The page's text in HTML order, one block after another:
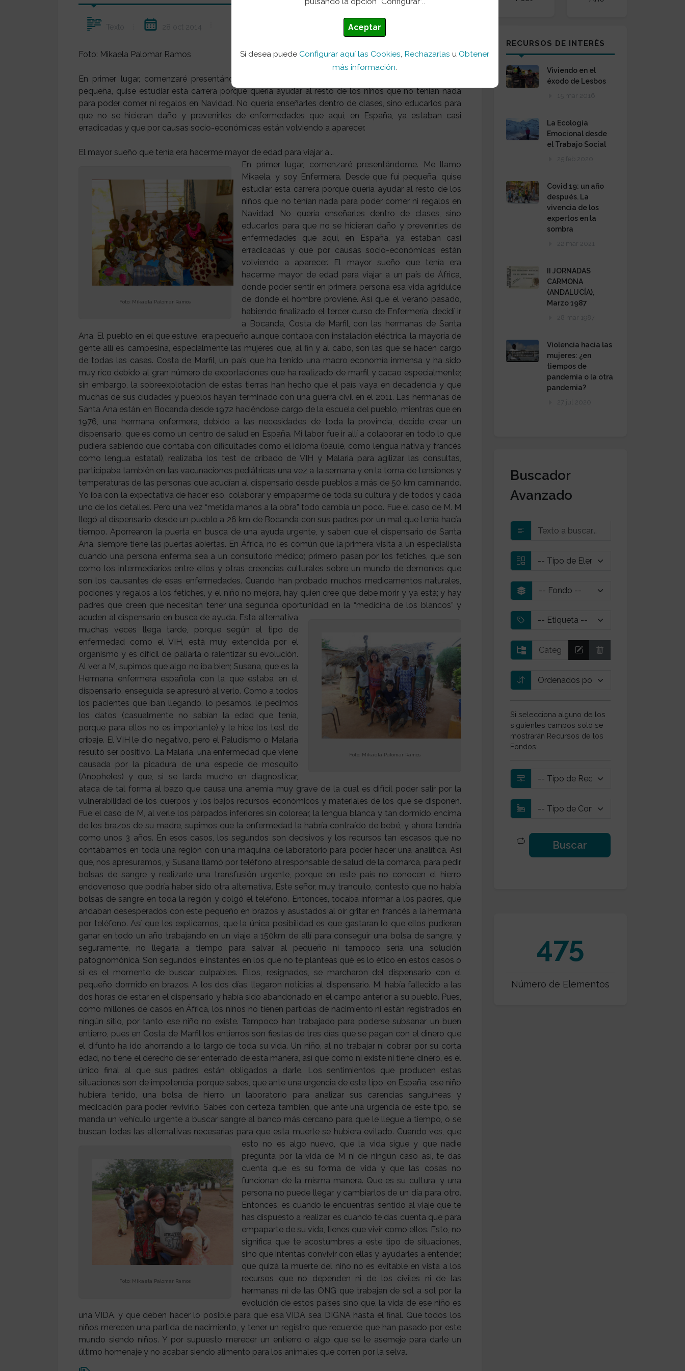
Aceptar
Si desea puedeConfigurar aquí las Cookies Rechazarlas uObtener
más información
Texto 28 oct 2014
Foto: Mikaela Palomar Ramos
En primer lugar, comenzaré presentándome. Me llamo Mikaela, y soy Enfermera. Desde que fui
pequeña, quise estudiar esta carrera porque quería ayudar al resto de los niños que no tenían nada
para poder comer ni regalos en Navidad. No quería enseñarles dentro de clases, sino educarlos para
que no se hicieran daño y prevenirles de enfermedades que aquí, en España, ya estaban casi
erradicadas y que por causas socio-económicas están volviendo a aparecer.
Foto: Mikaela Palomar Ramos
En primer lugar, comenzaré presentándome. Me llamo
Mikaela, y soy Enfermera. Desde que fui pequeña, quise
estudiar esta carrera porque quería ayudar al resto de los
niños que no tenían nada para poder comer ni regalos en
Navidad. No quería enseñarles dentro de clases, sino
educarlos para que no se hicieran daño y prevenirles de
enfermedades que aquí, en España, ya estaban casi
erradicadas y que por causas socio-económicas están
volviendo a aparecer. El mayor sueño que tenía era
hacerme mayor de edad para viajar a un país de África,
donde poder sentir en primera persona esa vida agridulce
de donde el hombre proviene. Así que el verano pasado,
habiendo finalizado el tercer curso de Enfermería, decidí ir
a Bocanda, Costa de Marfil, con las hermanas de Santa
Ana. El pueblo en el que estuve, era pequeño aunque contaba con instalación eléctrica, la mayoría de
gente allí es campesina, especialmente las mujeres que, al fin y al cabo, son las que se hacen cargo
de todas las casas. Costa de Marfil, un país que ha tenido una macro economía inmensa y ha sido
muy rico debido al gran número de exportaciones que ha realizado de marfil y cacao especialmente;
sin embargo, la sobreexplotación de estas tierras han hecho que el país vaya en decadencia y que
muchas de sus ciudades y pueblos hayan terminado con una guerra civil en el 2011. Las hermanas de
Santa Ana están en Bocanda desde 1972 haciéndose cargo de la escuela del pueblo, mientras que en
1976, una hermana enfermera, debido a las necesidades de toda la provincia, decide crear un
dispensario, que es como un centro de salud en España. Mi labor fue ir allí a colaborar en todo lo que
pudiera sabiendo que contaba con dificultades como el idioma (baulé, como lengua nativa y francés
como lengua estatal), realizaba los test de cribado de VIH y Malaria para agilizar las consultas,
participaba también en las vacunaciones pediátricas una vez a la semana y en la toma de tensiones y
temperaturas de las personas que acudían al dispensario desde pueblos a más de 50 km caminando.
Yo iba con la expectativa de hacer eso, colaborar y empaparme de toda su cultura y de todos y cada
uno de los detalles. Pero una vez “metida manos a la obra” todo cambia un poco. Fue el caso de M. M
llegó al dispensario desde un pueblo a 26 km de Bocanda con sus padres por un mal que tenía hacía
tiempo. Aporrearon la puerta en busca de una ayuda urgente, y saben que el dispensario de Santa
Ana, siempre tiene las puertas abiertas. En África, no es común que la primera visita a un especialista
cuando una persona enferma sea a un consultorio médico; primero pasan por los fetiches, que son
como los intermediarios entre ellos y otras creencias culturales sobre un mundo de demonios que
son los causantes de esas enfermedades. Cuando han probado muchos medicamentos naturales,
pociones y regalos a los fetiches, y el niño no mejora, hay quien cree que debe morir y ya está; y hay
padres que creen que necesitan tener una segunda oportunidad en la “medicina de los blancos” y
acuden al dispensario en busca de ayuda.
Foto: Mikaela Palomar Ramos
Esta alternativa
muchas veces llega tarde, porque según el tipo de
enfermedad como el VIH, está muy extendida por el
organismo y es difícil de paliarla o ralentizar su evolución.
Al ver a M, supimos que algo no iba bien; Susana, que es la
Hermana enfermera española con la que estaba en el
dispensario, enseguida se apresuró al verlo. Como a todos
los pacientes que iban llegando, lo pesamos, le pedimos
los datos (casualmente no sabían la edad que tenía,
porque para ellos no es importante) y le hice los test de
cribaje. El VIH le dio negativo, pero el Paludismo o Malaria
resultó ser positivo. La Malaria, una enfermedad que viene
causada por la picadura de una especie de mosquito
(Anopheles) y que, si se tarda mucho en diagnosticar,
ataca de tal forma al bazo que causa una anemia muy grave de la cual es difícil poder salir por la
vulnerabilidad de los cuerpos y los bajos recursos económicos y materiales de los que se disponen.
Fue el caso de M, al verle los párpados inferiores sin colorear, la lengua blanca y tan dormido encima
de los brazos de su madre, supimos que la enfermedad la habría contraído de bebé, y ahora tendría
como unos 3 años. En esos casos, los segundos son decisivos y los recursos tan escasos que no
contábamos en toda una región con una máquina de laboratorio para poder hacer una analítica. Así
que, nos apresuramos, y Susana llamó por teléfono al responsable de salud de la comarca, para pedir
bolsas de sangre y realizarle una transfusión urgente, porque en este país no conocen el hierro
endovenoso que podría haber sido otra alternativa. Este señor, muy tranquilo, contestó que no había
bolsas de sangre en toda la región y colgó el teléfono. Entonces, tocaba informar a los padres, que
andaban desesperados con este pequeño en brazos y asustados al oír gritar en francés a la hermana
por teléfono. Así que les explicamos, que la única posibilidad es que gastaran lo que ellos pudieran
ganar en todo un año trabajando en un viaje a 150km de allí para conseguir una bolsa de sangre, y
seguramente, no llegaría a tiempo para salvar al pequeño ni tampoco sería una solución
patognomónica. Son segundos e instantes en los que no te planteas qué es lo ético en estos casos o
si es el momento de buscar culpables. Ellos, resignados, se marcharon del dispensario con el
pequeño dormido en brazos. A los dos días, llegaron noticias al dispensario. M, había fallecido a las
dos horas de estar en el dispensario y había sido abandonado en el campo anterior a su pueblo. Pues,
como millones de casos en África, los niños no tienen partidas de nacimiento ni están registrados en
ningún sitio, por tanto ese niño no existe. Tampoco han trabajado para poderse subsanar un buen
entierro, pues en Costa de Marfil los entierros son fiestas de tres días que se pagan con el dinero que
el difunto ha ido ahorrando a lo largo de toda su vida. Un niño, al no trabajar ni cobrar por su corta
edad, no tiene el derecho de ser enterrado de esta manera, así que como ni existe ni tiene dinero, es el
único final al que sus padres están obligados a darle. Los sentimientos que producen estas
situaciones son de impotencia, porque sabes, que ante una urgencia de este tipo, en España, ese niño
hubiera tenido, una bolsa de hierro, un laboratorio para analizar sus carencias sanguíneas y
medicación para poder revivirlo. Sabes con certeza también, que ante una urgencia de este tipo, se
manda un vehículo urgente a buscar sangre al banco más cercano para que le llegue a tiempo, o se
buscan todas las alternativas necesarias para que esta muerte se hubiera evitado.
Foto: Mikaela Palomar Ramos
Cuando ves, que
esto no es algo nuevo, que la vida sigue y que nadie
pregunta por la vida de M ni de ningún caso así, te das
cuenta que es su forma de vida y que las cosas no
funcionan de la misma manera. Que es su cultura, y una
persona no puede llegar y cambiarlos de un día para otro.
Entonces, es cuando le encuentras sentido al viaje que te
has dispuesto a realizar, es cuando te das cuenta que para
empaparte de su vida, tienes que vivir como ellos. Esto, no
significa que te acostumbres a este tipo de situaciones,
sino que intentas convivir con ellas y ayudarles a entender,
que quizá la muerte del niño no es evitable en vista a los
recursos que no dependen ni de los civiles ni de las
hermanas ni de las ONG que trabajan de sol a sol por la
evolución de estos países sino que, la vida de ese niño es
una VIDA, y que deben hacer lo posible para que esa VIDA sea DIGNA hasta el final. Que todos los
niños merecen una partida de nacimiento, y tener un registro que recuerde que han pasado por este
mundo siendo niños. Y por supuesto merecer un entierro o algo que se le asemeje para darle un
último homenaje y no acabar siendo alimento para los animales que corren por la selva.
RECURSOS DE INTERÉS
Viviendo en el
éxodo de Lesbos
15 mar 2016
La Ecología
Emocional desde
el Trabajo Social
Covid 19: un año
después. La
vivencia de los
expertos en la
sombra
22 mar 2021
II JORNADAS
CARMONA
(ANDALUCÍA),
Marzo 1987
28 mar 1987
Violencia hacia las
mujeres: ¿en
tiempos de
pandemia o la otra
pandemia?
Buscador
Avanzado
Si selecciona alguno de los
siguientes campos solo se
mostrarán Recursos de los
Fondos:
475
Número de Elementos